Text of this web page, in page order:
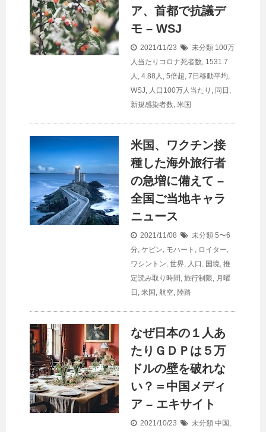
ア、首都で抗議デ
モ – WSJ
2021/11/23 未分類 100万
人当たりコロナ死者数, 1531.7
人 , 4.88人 , 5倍超, 7日移動平均,
WSJ, 人口100万人当たり , 同日 ,
新規感染者数, 米国
米国、ワクチン接
種した海外旅行者
の急増に備えて –
全国ご当地キャラ
ニュース
2021/11/08 未分類 5〜6
分, ケビン, モハート , ロイター,
ワシントン, 世界, 人口 , 国境, 推
定読み取り時間 , 旅行制限, 月曜
日 , 米国 , 航空, 陸路
なぜ日本の１人あ
たりＧＤＰは５万
ドルの壁を破れな
い？＝中国メディ
ア – エキサイト
2021/10/23 未分類 中国 ,